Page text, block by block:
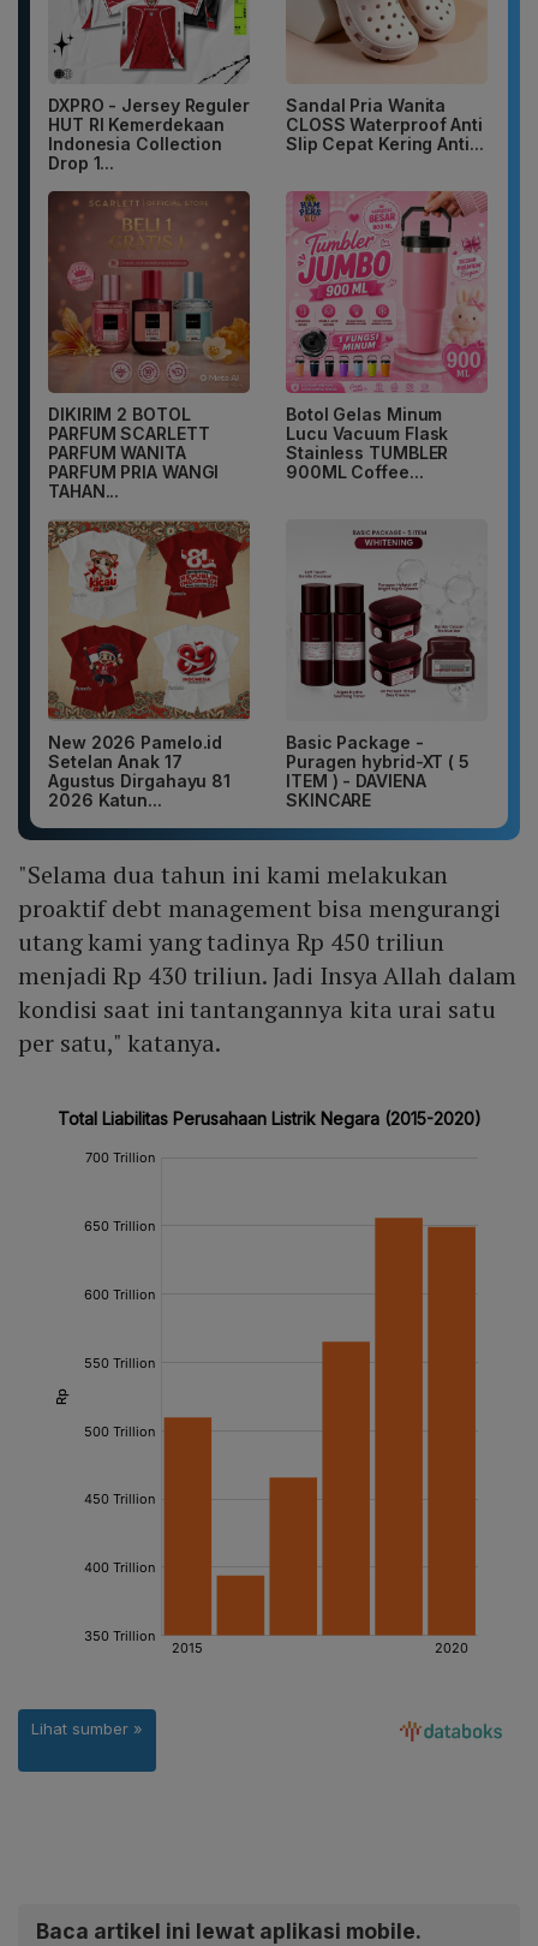
DXPRO - Jersey Reguler
HUT RI Kemerdekaan
Indonesia Collection
Drop 1...
Sandal Pria Wanita
CLOSS Waterproof Anti
Slip Cepat Kering Anti...
DIKIRIM 2 BOTOL
PARFUM SCARLETT
PARFUM WANITA
PARFUM PRIA WANGI
TAHAN...
Botol Gelas Minum
Lucu Vacuum Flask
Stainless TUMBLER
900ML Coffee...
New 2026 Pamelo.id
Setelan Anak 17
Agustus Dirgahayu 81
2026 Katun...
Basic Package -
Puragen hybrid-XT ( 5
ITEM ) - DAVIENA
SKINCARE
"Selama dua tahun ini kami melakukan
proaktif debt management bisa mengurangi
utang kami yang tadinya Rp 450 triliun
menjadi Rp 430 triliun. Jadi Insya Allah dalam
kondisi saat ini tantangannya kita urai satu
per satu," katanya.
Baca artikel ini lewat aplikasi mobile.